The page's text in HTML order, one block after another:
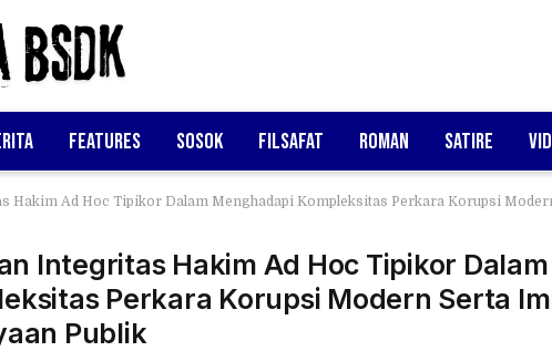
Features Sosok Filsafat Roman Satire
Hakim Ad Hoc Tipikor Dalam Menghadapi Kompleksitas Perkara Korupsi
Integritas Hakim Ad Hoc Tipikor Dalam
Perkara Korupsi Modern Serta
Publik